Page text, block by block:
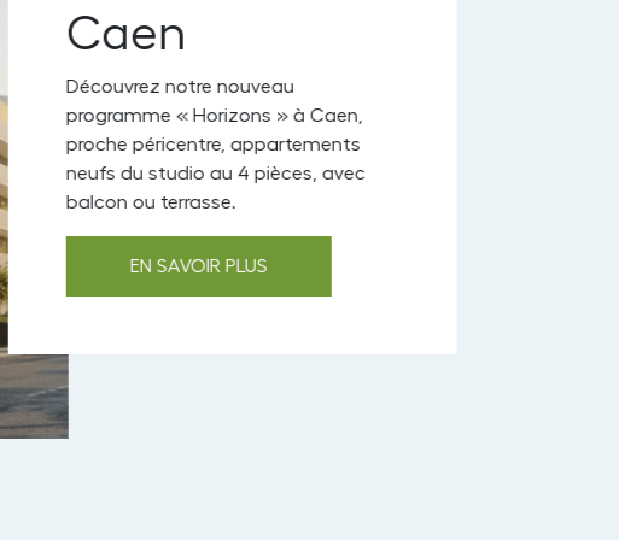
Caen
Découvrez notre nouveau
programme « Horizons » à Caen,
proche péricentre, appartements
neufs du studio au 4 pièces, avec
balcon ou terrasse.
EN SAVOIR PLUS